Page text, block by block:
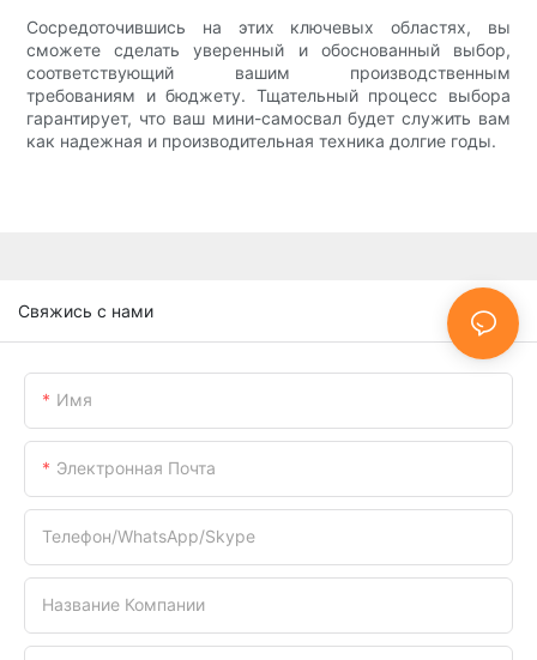
Сосредоточившись на этих ключевых областях, вы
сможете сделать уверенный и обоснованный выбор,
соответствующий вашим производственным
требованиям и бюджету. Тщательный процесс выбора
гарантирует, что ваш мини-самосвал будет служить вам
как надежная и производительная техника долгие годы.
Свяжись с нами
Имя
Электронная Почта
Телефон/WhatsApp/Skype
Название Компании